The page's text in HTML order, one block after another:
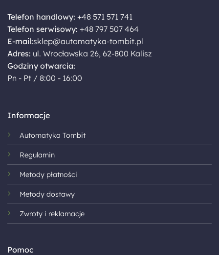
Telefon handlowy: +48 571 571 741
Telefon serwisowy: +48 797 507 464
E-mail:sklep@automatyka-tombit.pl
Adres: ul. Wrocławska 26, 62-800 Kalisz
Godziny otwarcia:
Pn - Pt / 8:00 - 16:00
Informacje
Automatyka Tombit
Regulamin
Metody płatności
Metody dostawy
Zwroty i reklamacje
Pomoc